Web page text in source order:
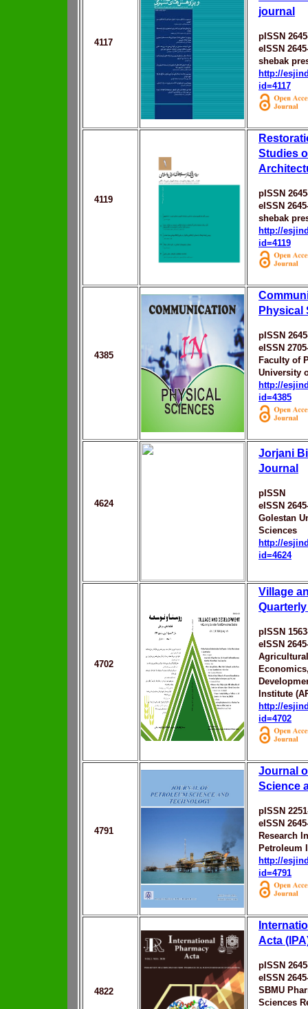
4117
journal
pISSN
eISSN
shebak
http://
id=4117
4119
Studies
pISSN
eISSN
shebak
http://
id=4119
4385
Physical
pISSN
eISSN
Faculty of
University
http://
id=4385
4624
Jorjani
Journal
pISSN
eISSN
Golestan
Sciences
http://
id=4624
4702
Village
pISSN
eISSN
Institute
http://
id=4702
4791
Journal
Science
pISSN
eISSN
Research
Petroleum
http://
id=4791
4822
Acta
pISSN
eISSN
SBMU
Sciences